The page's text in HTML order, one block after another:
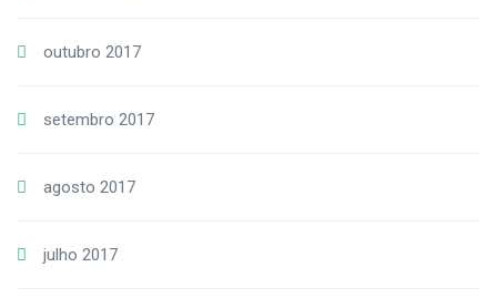
outubro 2017
setembro 2017
agosto 2017
julho 2017